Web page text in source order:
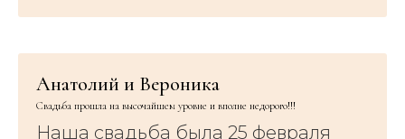
Анатолий и Вероника
Свадьба прошла на высочайшем уровне и вполне недорого!!!
Наша свадьба была 25 февраля